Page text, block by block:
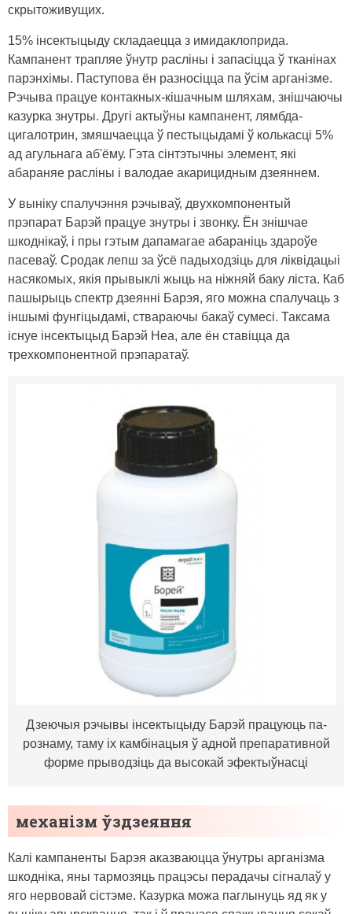
скрытоживущих.
15% інсектыцыду складаецца з имидаклоприда.
Кампанент трапляе ўнутр расліны і запасіцца ў тканінах
парэнхімы. Паступова ён разносіцца па ўсім арганізме.
Рэчыва працуе контакных-кішачным шляхам, знішчаючы
казурка знутры. Другі актыўны кампанент, лямбда-
цигалотрин, змяшчаецца ў пестыцыдамі ў колькасці 5%
ад агульнага аб'ёму. Гэта сінтэтычны элемент, які
абараняе расліны і валодае акарицидным дзеяннем.
У выніку спалучэння рэчываў, двухкомпонентый
прэпарат Барэй працуе знутры і звонку. Ён знішчае
шкоднікаў, і пры гэтым дапамагае абараніць здароўе
пасеваў. Сродак лепш за ўсё падыходзіць для ліквідацыі
насякомых, якія прывыклі жыць на ніжняй баку ліста. Каб
пашырыць спектр дзеянні Барэя, яго можна спалучаць з
іншымі фунгіцыдамі, ствараючы бакаў сумесі. Таксама
існуе інсектыцыд Барэй Неа, але ён ставіцца да
трехкомпонентной прэпаратаў.
Дзеючыя рэчывы інсектыцыду Барэй працуюць па-
рознаму, таму іх камбінацыя ў адной препаративной
форме прыводзіць да высокай эфектыўнасці
механізм ўздзеяння
Калі кампаненты Барэя аказваюцца ўнутры арганізма
шкодніка, яны тармозяць працэсы перадачы сігналаў у
яго нервовай сістэме. Казурка можа паглынуць яд як у